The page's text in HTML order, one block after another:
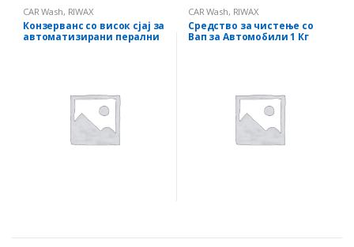
CAR Wash, RIWAX
Конзерванс со висок сјај за
автоматизирани перални
CAR Wash, RIWAX
Средство за чистење со
Вап за Автомобили 1 Кг